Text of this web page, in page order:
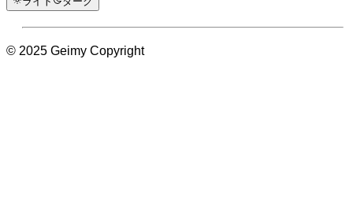
© 2025 Geimy Copyright